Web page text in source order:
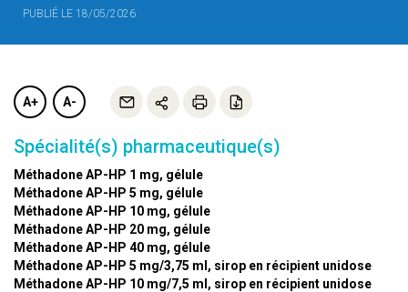
PUBLIÉ LE 18/05/2026
A+ A-
Spécialité(s) pharmaceutique(s)
Méthadone AP-HP 1 mg, gélule
Méthadone AP-HP 5 mg, gélule
Méthadone AP-HP 10 mg, gélule
Méthadone AP-HP 20 mg, gélule
Méthadone AP-HP 40 mg, gélule
Méthadone AP-HP 5 mg/3,75 ml, sirop en récipient unidose
Méthadone AP-HP 10 mg/7,5 ml, sirop en récipient unidose